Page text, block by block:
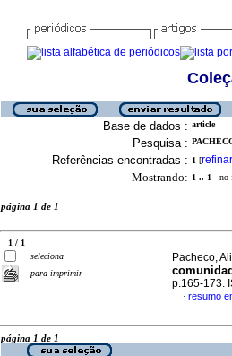
Base de dados : article
Pesquisa :
Referências encontradas : 1 [refinar
Mostrando: 1 .. 1 no
página 1 de 1
1 / 1
seleciona
para imprimir
Pacheco,
p.165-173.
· resumo
página 1 de 1